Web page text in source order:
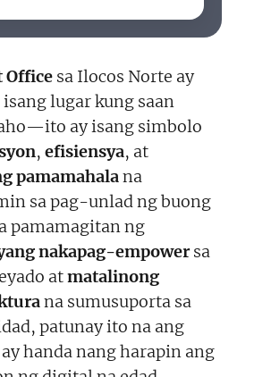
Office sa Ilocos Norte ay
lugar kung saan
ay isang simbolo
, efisiensya, at
pamamahalana
sa pag-unlad ng buong
pamamagitan ng
nakapag-empowersa
atmatalinong
na sumusuporta sa
patunay ito na ang
handa nang harapin ang